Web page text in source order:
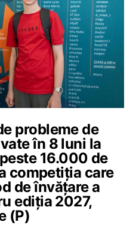
probleme de
în 8 luni la
16.000 de
competiția care
de învățare a
ediția 2027,
(P)